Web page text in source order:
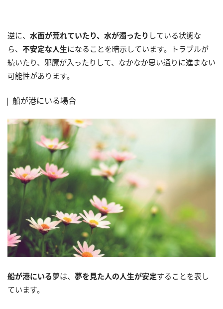
逆に、 水面が荒れていたり、水が濁ったり している状態な
ら、 不安定な人生になることを暗示しています。トラブルが
続いたり、邪魔が入ったりして、なかなか思い通りに進まない
可能性があります。
船が港にいる場合
船が港にいる夢は、 夢を見た人の人生が安定することを表し
ています。